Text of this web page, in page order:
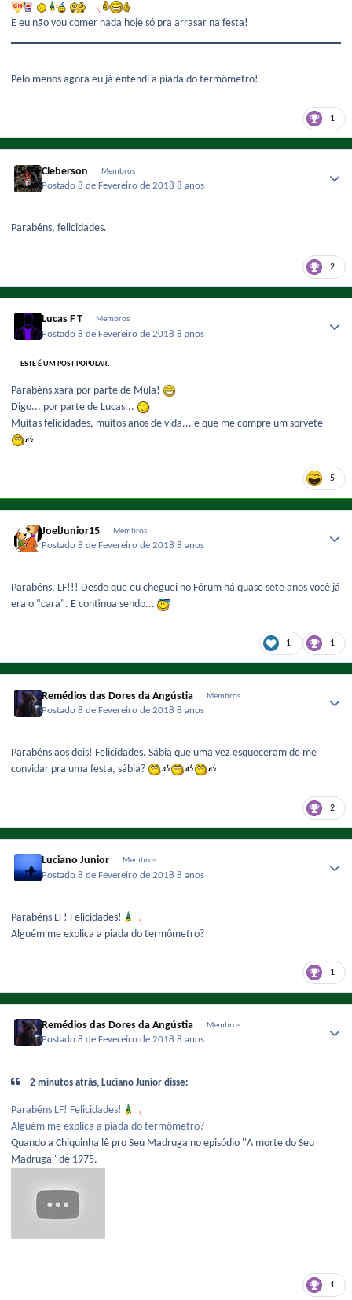
E eu não vou comer nada hoje só pra arrasar na festa!
Pelo menos agora eu já entendi a piada do termômetro!
1
Cleberson Membros
Postado8 de Fevereiro de 20188 anos
Parabéns, felicidades.
2
Lucas F T Membros
Postado8 de Fevereiro de 20188 anos
ESTE É UM POST POPULAR.
Parabéns xará por parte de Mula!
Digo... por parte de Lucas...
Muitas felicidades, muitos anos de vida... e que me compre um sorvete
5
JoelJunior15 Membros
Postado8 de Fevereiro de 20188 anos
Parabéns, LF!!! Desde que eu cheguei no Fórum há quase sete anos você já
era o "cara". E continua sendo...
1 1
Remédios das Dores da Angústia Membros
Postado8 de Fevereiro de 20188 anos
Parabéns aos dois! Felicidades. Sábia que uma vez esqueceram de me
convidar pra uma festa, sábia?
2
Luciano Junior Membros
Postado8 de Fevereiro de 20188 anos
Parabéns LF! Felicidades!
Alguém me explica a piada do termômetro?
1
Remédios das Dores da Angústia Membros
Postado8 de Fevereiro de 20188 anos
2 minutos atrás, Luciano Junior disse:
Parabéns LF! Felicidades!
Alguém me explica a piada do termômetro?
Quando a Chiquinha lê pro Seu Madruga no episódio ''A morte do Seu
Madruga'' de 1975.
1